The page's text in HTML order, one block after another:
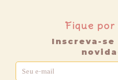
Fique
Inscreva-se